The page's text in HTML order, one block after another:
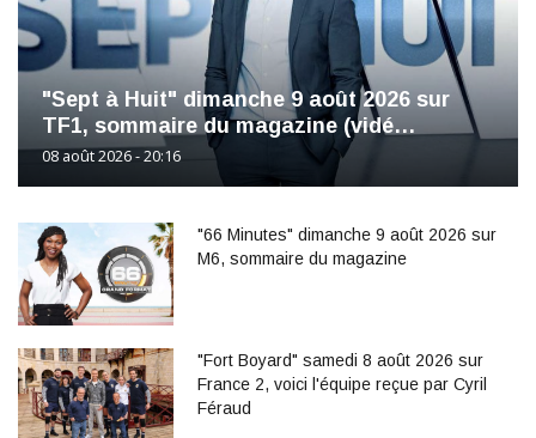
"Sept à Huit" dimanche 9 août 2026 sur
TF1, sommaire du magazine (vidé…
08 août 2026 - 20:16
"66 Minutes" dimanche 9 août 2026 sur
M6, sommaire du magazine
"Fort Boyard" samedi 8 août 2026 sur
France 2, voici l'équipe reçue par Cyril
Féraud